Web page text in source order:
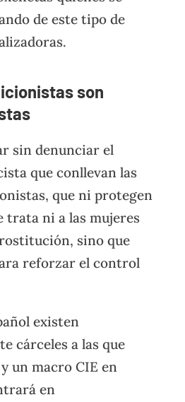
de este tipo de
son
sin denunciar el
que conllevan las
que ni protegen
trata ni a las mujeres
sino que
reforzar el control
existen
cárceles a las que
un macro CIE en
en